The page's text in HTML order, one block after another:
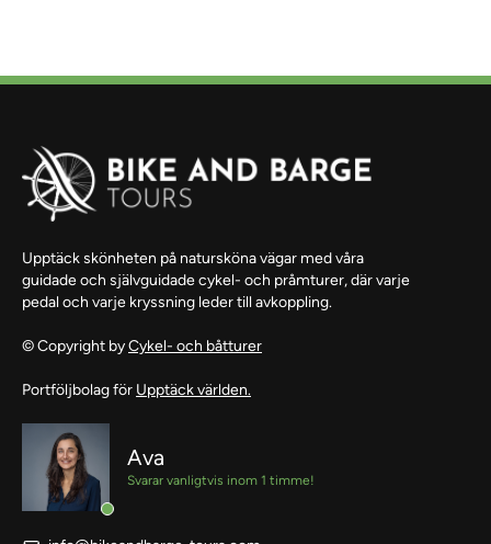
Upptäck skönheten på natursköna vägar med våra
guidade och självguidade cykel- och pråmturer, där varje
pedal och varje kryssning leder till avkoppling.
© Copyright byCykel- och båtturer
Portföljbolag för Upptäck världen.
Ava
Svarar vanligtvis inom 1 timme!